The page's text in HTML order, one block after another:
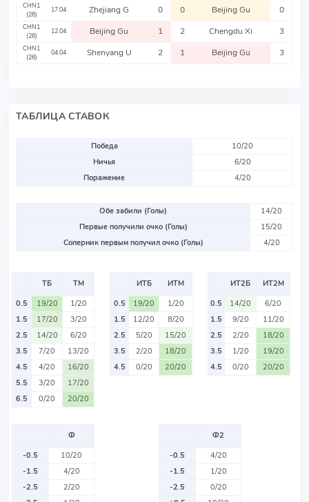
CHN1
(26)
17.04 Zhejiang G 0 0 Beijing Gu 0
CHN1
(26)
12.04 Beijing Gu 1 2 Chengdu Xi 3
CHN1
(26)
04.04 Shenyang U 2 1 Beijing Gu 3
ТАБЛИЦА СТАВОК
Победа
10/20
Ничья
6/20
Поражение
4/20
Обе забили (Голы)
14/20
Первые получили очко (Голы)
15/20
Соперник первым получил очко (Голы)
4/20
ТБ
ТМ
0.5
19/20
1/20
1.5
17/20
3/20
2.5
14/20
6/20
3.5
7/20
13/20
4.5
4/20
16/20
5.5
3/20
17/20
6.5
0/20 20/20
ИТБ
ИТМ
0.5
19/20
1/20
1.5
12/20
8/20
2.5
5/20
15/20
3.5
2/20
18/20
4.5
0/20 20/20
ИТ2Б
ИТ2М
0.5
14/20
6/20
1.5
9/20
11/20
2.5
2/20
18/20
3.5
1/20
19/20
4.5
0/20 20/20
Ф
-0.5
10/20
-1.5
4/20
-2.5
2/20
Ф2
-0.5
4/20
-1.5
1/20
-2.5
0/20